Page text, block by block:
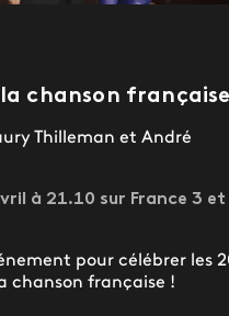
chanson française
Thilleman et André
à 21.10 sur France 3 et
pour célébrer les
chanson française !